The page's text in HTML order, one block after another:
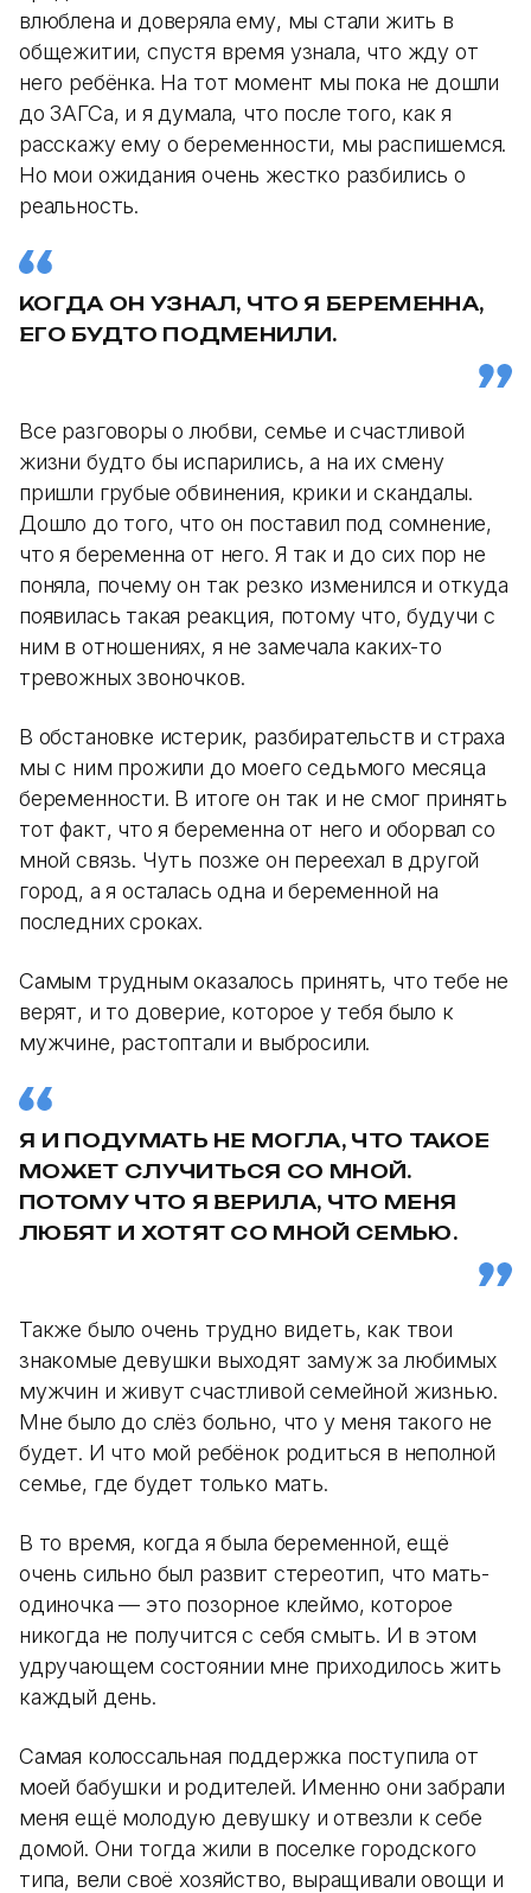
влюблена и доверяла ему, мы стали жить в
общежитии, спустя время узнала, что жду от
него ребёнка. На тот момент мы пока не дошли
до ЗАГСа, и я думала, что после того, как я
расскажу ему о беременности, мы распишемся.
Но мои ожидания очень жестко разбились о
реальность.
КОГДА ОН УЗНАЛ, ЧТО Я БЕРЕМЕННА,
ЕГО БУДТО ПОДМЕНИЛИ.
Все разговоры о любви, семье и счастливой
жизни будто бы испарились, а на их смену
пришли грубые обвинения, крики и скандалы.
Дошло до того, что он поставил под сомнение,
что я беременна от него. Я так и до сих пор не
поняла, почему он так резко изменился и откуда
появилась такая реакция, потому что, будучи с
ним в отношениях, я не замечала каких-то
тревожных звоночков.
В обстановке истерик, разбирательств и страха
мы с ним прожили до моего седьмого месяца
беременности. В итоге он так и не смог принять
тот факт, что я беременна от него и оборвал со
мной связь. Чуть позже он переехал в другой
город, а я осталась одна и беременной на
последних сроках.
Самым трудным оказалось принять, что тебе не
верят, и то доверие, которое у тебя было к
мужчине, растоптали и выбросили.
Я И ПОДУМАТЬ НЕ МОГЛА, ЧТО ТАКОЕ
МОЖЕТ СЛУЧИТЬСЯ СО МНОЙ.
ПОТОМУ ЧТО Я ВЕРИЛА, ЧТО МЕНЯ
ЛЮБЯТ И ХОТЯТ СО МНОЙ СЕМЬЮ.
Также было очень трудно видеть, как твои
знакомые девушки выходят замуж за любимых
мужчин и живут счастливой семейной жизнью.
Мне было до слёз больно, что у меня такого не
будет. И что мой ребёнок родиться в неполной
семье, где будет только мать.
В то время, когда я была беременной, ещё
очень сильно был развит стереотип, что мать-
одиночка — это позорное клеймо, которое
никогда не получится с себя смыть. И в этом
удручающем состоянии мне приходилось жить
каждый день.
Самая колоссальная поддержка поступила от
моей бабушки и родителей. Именно они забрали
меня ещё молодую девушку и отвезли к себе
домой. Они тогда жили в поселке городского
типа, вели своё хозяйство, выращивали овощи и